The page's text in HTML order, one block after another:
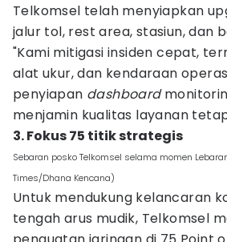
Telkomsel telah menyiapkan
jalur tol, rest area, stasiun, dan
"Kami mitigasi insiden cepat,
alat ukur, dan kendaraan
penyiapan dashboard
menjamin kualitas layanan
3. Fokus 75 titik strategis
Sebaran posko Telkomsel selama momen
Times/Dhana Kencana)
Untuk mendukung kelancaran
tengah arus mudik, Telkomsel